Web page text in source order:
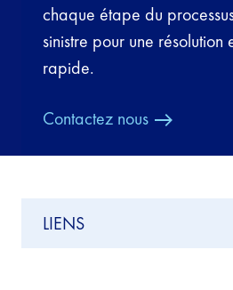
chaque étape du
sinistre pour une résolution
rapide.
Contactez nous
LIENS